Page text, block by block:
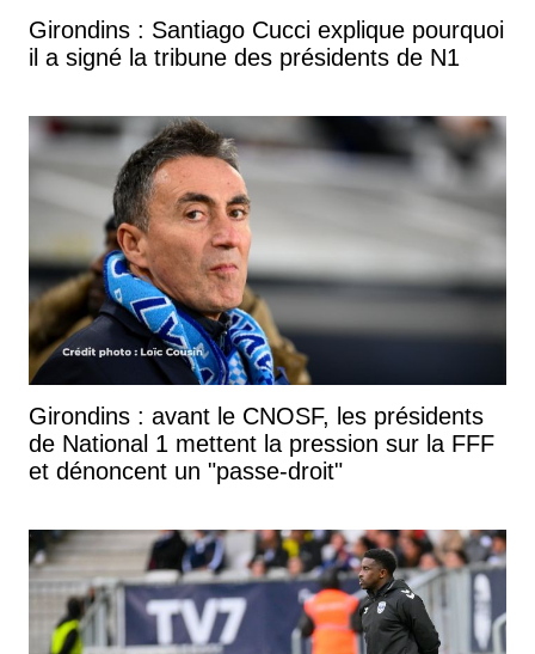
Girondins : Santiago Cucci explique pourquoi
il a signé la tribune des présidents de N1
Girondins : avant le CNOSF, les présidents
de National 1 mettent la pression sur la FFF
et dénoncent un "passe-droit"